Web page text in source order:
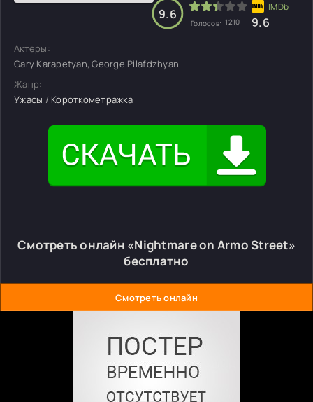
9.6
Голосов: 1210 9.6
Актеры:
Gary Karapetyan, George Pilafdzhyan
Жанр:
Ужасы / Короткометражка
Смотреть онлайн «Nightmare on Armo Street»
бесплатно
Смотреть онлайн